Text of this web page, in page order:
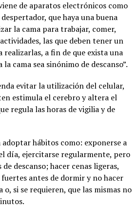
de aparatos electrónicos como
que haya una buena
la cama para trabajar, comer,
las que deben tener un
a fin de que exista una
la cama sea sinónimo de descanso”.
evitar la utilización del celular,
estimula el cerebro y altera el
regula las horas de vigilia y de
adoptar hábitos como: exponerse a
día, ejercitarse regularmente, pero
descanso; hacer cenas ligeras,
antes de dormir y no hacer
o, si se requieren, que las mismas no